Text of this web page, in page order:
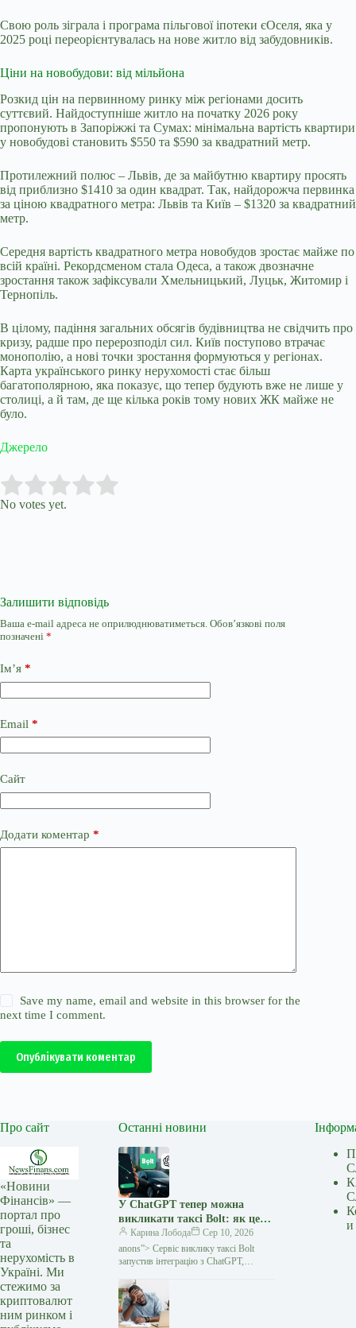
Свою роль зіграла і програма пільгової іпотеки єОселя, яка у
2025 році переорієнтувалась на нове житло від забудовників.
Ціни на новобудови: від мільйона
Розкид цін на первинному ринку між регіонами досить
суттєвий. Найдоступніше житло на початку 2026 року
пропонують в Запоріжжі та Сумах: мінімальна вартість квартири
у новобудові становить $550 та $590 за квадратний метр.
Протилежний полюс – Львів, де за майбутню квартиру просять
від приблизно $1410 за один квадрат. Так, найдорожча первинка
за ціною квадратного метра: Львів та Київ – $1320 за квадратний
метр.
Середня вартість квадратного метра новобудов зростає майже по
всій країні. Рекордсменом стала Одеса, а також двозначне
зростання також зафіксували Хмельницький, Луцьк, Житомир і
Тернопіль.
В цілому, падіння загальних обсягів будівництва не свідчить про
кризу, радше про перерозподіл сил. Київ поступово втрачає
монополію, а нові точки зростання формуються у регіонах.
Карта українського ринку нерухомості стає більш
багатополярною, яка показує, що тепер будують вже не лише у
столиці, а й там, де ще кілька років тому нових ЖК майже не
було.
Джерело
Rate this item:
No votes yet.
Залишити відповідь
Ваша e-mail адреса не оприлюднюватиметься. Обов’язкові поля
позначені *
Ім’я *
Email *
Сайт
Додати коментар *
Save my name, email and website in this browser for the
next time I comment.
Опублікувати коментар
Про сайт
«Новини
Фінансів» —
портал про
гроші, бізнес
та
нерухомість в
Україні. Ми
стежимо за
криптовалют
ним ринком і
Останні новини
У ChatGPT тепер можна
викликати таксі Bolt: як це
працює — Мінфін
Карина Лобода
Сер 10, 2026
anons”> Сервіс виклику таксі Bolt
запустив інтеграцію з ChatGPT,
планувати поїздки та переглядати їхню
вартість безпосередньо в чаті зі
и